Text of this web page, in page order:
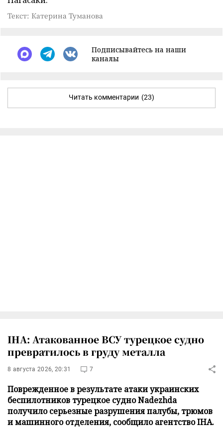
Текст: Катерина Туманова
Подписывайтесь на наши
каналы
Читать комментарии (23)
IHA: Атакованное ВСУ турецкое судно
превратилось в груду металла
8 августа 2026, 20:31 7
Поврежденное в результате атаки украинских
беспилотников турецкое судно Nadezhda
получило серьезные разрушения палубы, трюмов
и машинного отделения, сообщило агентство IHA.